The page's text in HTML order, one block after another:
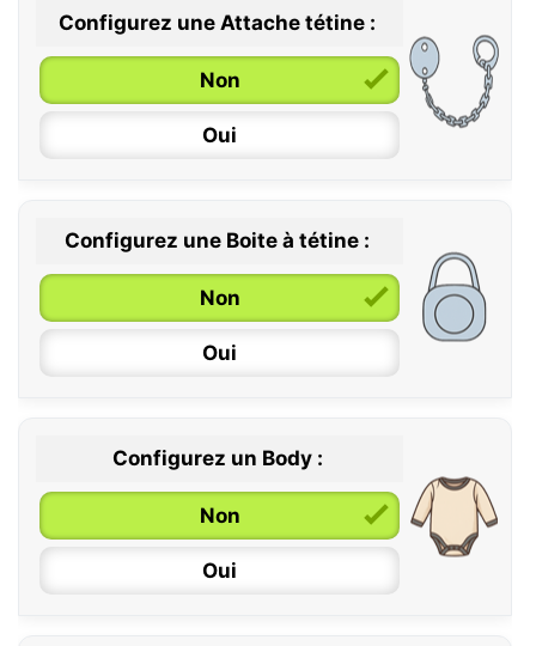
0 / 6 mois
6 / 36 mois
Configurez une Attache tétine :
Non
Oui
Configurez une Boite à tétine :
Non
Oui
Configurez un Body :
Non
Oui